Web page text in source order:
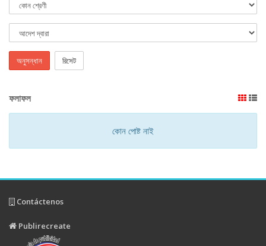
অনুসন্ধান রিসেট
ফলাফল
কোন পোষ্ট নাই
Contáctenos
Publirecreate